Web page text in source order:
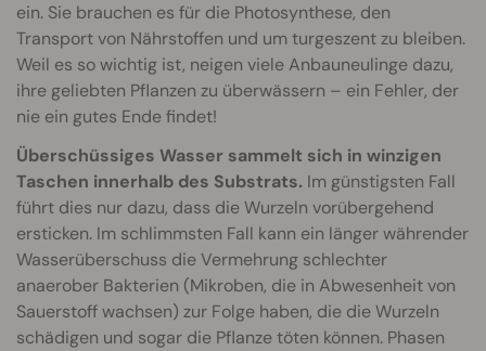
ein. Sie brauchen es für die Photosynthese, den
Transport von Nährstoffen und um turgeszent zu bleiben.
Weil es so wichtig ist, neigen viele Anbauneulinge dazu,
ihre geliebten Pflanzen zu überwässern – ein Fehler, der
nie ein gutes Ende findet!
Überschüssiges Wasser sammelt sich in winzigen
Taschen innerhalb des Substrats. Im günstigsten Fall
führt dies nur dazu, dass die Wurzeln vorübergehend
ersticken. Im schlimmsten Fall kann ein länger währender
Wasserüberschuss die Vermehrung schlechter
anaerober Bakterien (Mikroben, die in Abwesenheit von
Sauerstoff wachsen) zur Folge haben, die die Wurzeln
schädigen und sogar die Pflanze töten können. Phasen